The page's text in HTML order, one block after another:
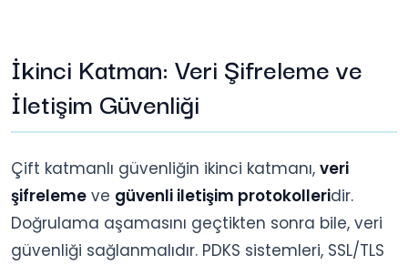
İkinci Katman: Veri Şifreleme ve
İletişim Güvenliği
Çift katmanlı güvenliğin ikinci katmanı, veri
şifreleme ve güvenli iletişim protokolleridir.
Doğrulama aşamasını geçtikten sonra bile, veri
güvenliği sağlanmalıdır. PDKS sistemleri, SSL/TLS